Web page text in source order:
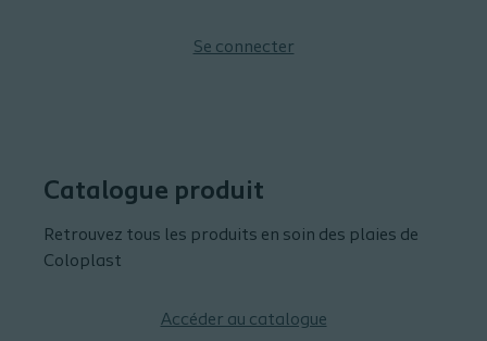
Se connecter
Catalogue produit
Retrouvez tous les produits en soin des plaies de
Coloplast
Accéder au catalogue